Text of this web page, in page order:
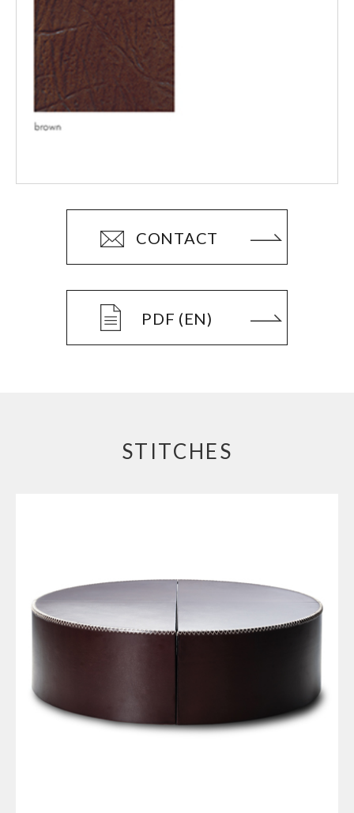
CONTACT
PDF (EN)
STITCHES